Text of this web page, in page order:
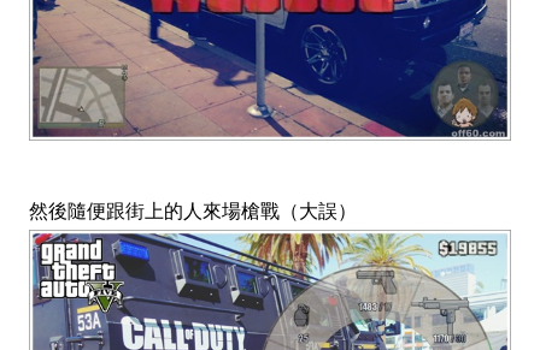
然後隨便跟街上的人來場槍戰（大誤）